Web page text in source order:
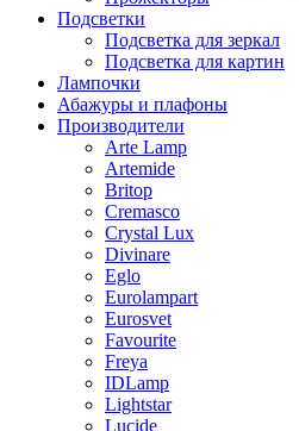
Подсветки
Подсветка для зеркал
Подсветка для картин
Лампочки
Абажуры и плафоны
Производители
Arte Lamp
Artemide
Britop
Cremasco
Crystal Lux
Divinare
Eglo
Eurolampart
Eurosvet
Favourite
Freya
IDLamp
Lightstar
Lucide